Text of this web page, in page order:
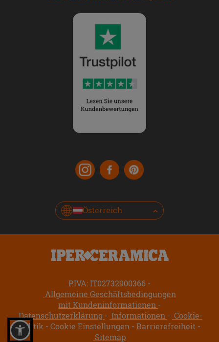
Österreich
P.IVA: IT02732900366
Allgemeine Geschäftsbedingungen
mit Kundeninformationen
Datenschutzerklärung
Informationen
Cookie-
Politik
Cookie Einstellungen
Barrierefreiheit
Sitemap